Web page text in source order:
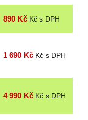
890 Kč Kč s DPH
1 690 Kč Kč s DPH
4 990 Kč Kč s DPH